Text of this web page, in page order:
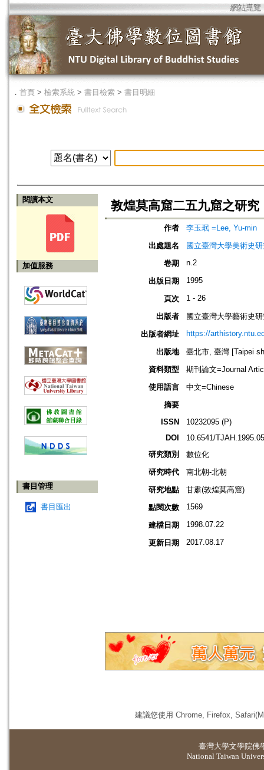
網站導覽
． 首頁 > 檢索系統 > 書目檢索 > 書目明細
閱讀本文
加值服務
書目管理
書目匯出
敦煌莫高窟二五九窟之研究
作者
李玉珉 =Lee, Yu-min
出處題名
國立臺灣大學美術史
卷期
n.2
出版日期 1995
頁次 1 - 26
出版者
國立臺灣大學藝術史
出版者網址
https://
出版地
臺北市, 臺灣 [Taipei
資料類型
期刊論文=Journal
使用語言
中文=Chinese
摘要
ISSN
10232095 (P)
DOI
10.6541/
研究類別
數位化
研究時代
南北朝-北朝
研究地點
甘肅(敦煌莫高窟)
點閱次數
1569
建檔日期 1998.07.22
更新日期 2017.08.17
建議您使用 Chrome, Firefox,
臺灣大學文學院佛
National Taiwan